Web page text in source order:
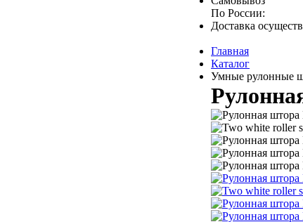
По России:
Доставка
Главная
Каталог
Умные рулонные